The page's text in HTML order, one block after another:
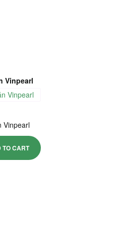
Vinpearl
Vinpearl
TO CART